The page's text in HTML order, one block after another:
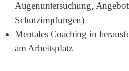
Augenuntersuchung,
Schutzimpfungen)
Mentales Coaching in
am Arbeitsplatz